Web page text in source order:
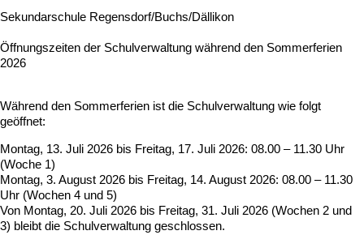
Sekundarschule Regensdorf/Buchs/Dällikon
Öffnungszeiten der Schulverwaltung während den Sommerferien
2026
Während den Sommerferien ist die Schulverwaltung wie folgt
geöffnet:
Montag, 13. Juli 2026 bis Freitag, 17. Juli 2026: 08.00 – 11.30 Uhr
(Woche 1)
Montag, 3. August 2026 bis Freitag, 14. August 2026: 08.00 – 11.30
Uhr (Wochen 4 und 5)
Von Montag, 20. Juli 2026 bis Freitag, 31. Juli 2026 (Wochen 2 und
3) bleibt die Schulverwaltung geschlossen.